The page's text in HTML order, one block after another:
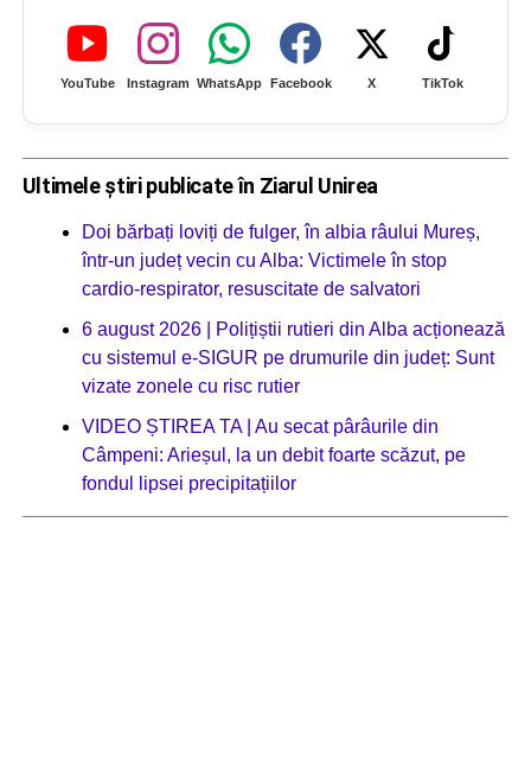
YouTube Instagram WhatsApp Facebook X TikTok
Ultimele știri publicate în Ziarul Unirea
Doi bărbați loviți de fulger, în albia râului Mureș,
într-un județ vecin cu Alba: Victimele în stop
cardio-respirator, resuscitate de salvatori
6 august 2026 | Polițiștii rutieri din Alba acționează
cu sistemul e-SIGUR pe drumurile din județ: Sunt
vizate zonele cu risc rutier
VIDEO ȘTIREA TA | Au secat pârâurile din
Câmpeni: Arieșul, la un debit foarte scăzut, pe
fondul lipsei precipitațiilor